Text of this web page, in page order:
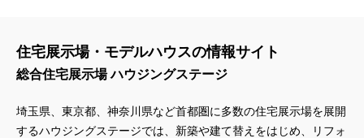
住宅展示場・モデルハウスの情報サイト
総合住宅展示場 ハウジングステージ
埼玉県、東京都、神奈川県など首都圏に多数の住宅展示場を展開
するハウジングステージでは、新築や建て替えをはじめ、リフォ